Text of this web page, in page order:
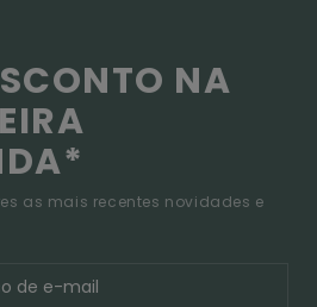
NA
as mais recentes novidades e